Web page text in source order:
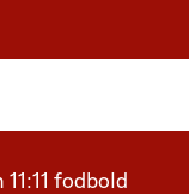
fodbold